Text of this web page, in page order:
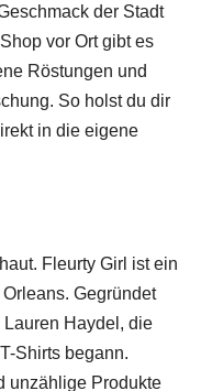
der Stadt
vor Ort gibt es
Röstungen und
So holst du dir
in die eigene
Fleurty Girl ist ein
Gegründet
Haydel, die
Shirts begann.
unzählige Produkte